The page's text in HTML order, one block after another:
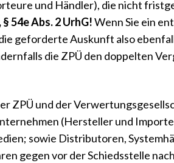
und Händler), die nicht
54e Abs. 2 UrhG!Wenn Sie ein
geforderte Auskunft also
die ZPÜ den doppelten
ZPÜ und der
(Hersteller und
sowie Distributoren,
gegen vor der Schiedsstelle